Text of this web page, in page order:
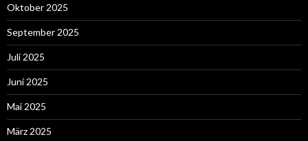
Oktober 2025
September 2025
Juli 2025
Juni 2025
Mai 2025
März 2025